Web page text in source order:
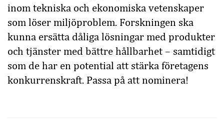
inom tekniska och ekonomiska vetenskaper
som löser miljöproblem. Forskningen ska
kunna ersätta dåliga lösningar med produkter
och tjänster med bättre hållbarhet – samtidigt
som de har en potential att stärka företagens
konkurrenskraft. Passa på att nominera!